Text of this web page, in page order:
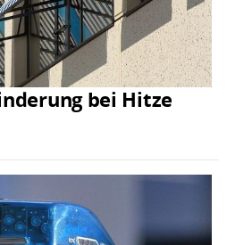
bei Hitze